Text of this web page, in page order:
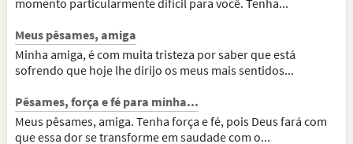
momento particularmente difícil para você. Tenha...
Meus pêsames, amiga
Minha amiga, é com muita tristeza por saber que está
sofrendo que hoje lhe dirijo os meus mais sentidos...
Pêsames, força e fé para minha...
Meus pêsames, amiga. Tenha força e fé, pois Deus fará com
que essa dor se transforme em saudade com o...